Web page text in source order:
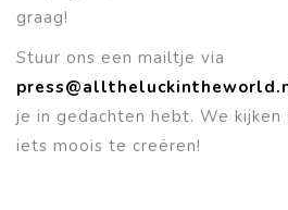
graag!
Stuur ons een mailtje via
je in gedachten hebt. We kijken
iets moois te creëren!